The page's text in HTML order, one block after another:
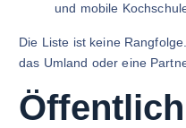
und mobile
Die Liste ist keine
das Umland oder eine